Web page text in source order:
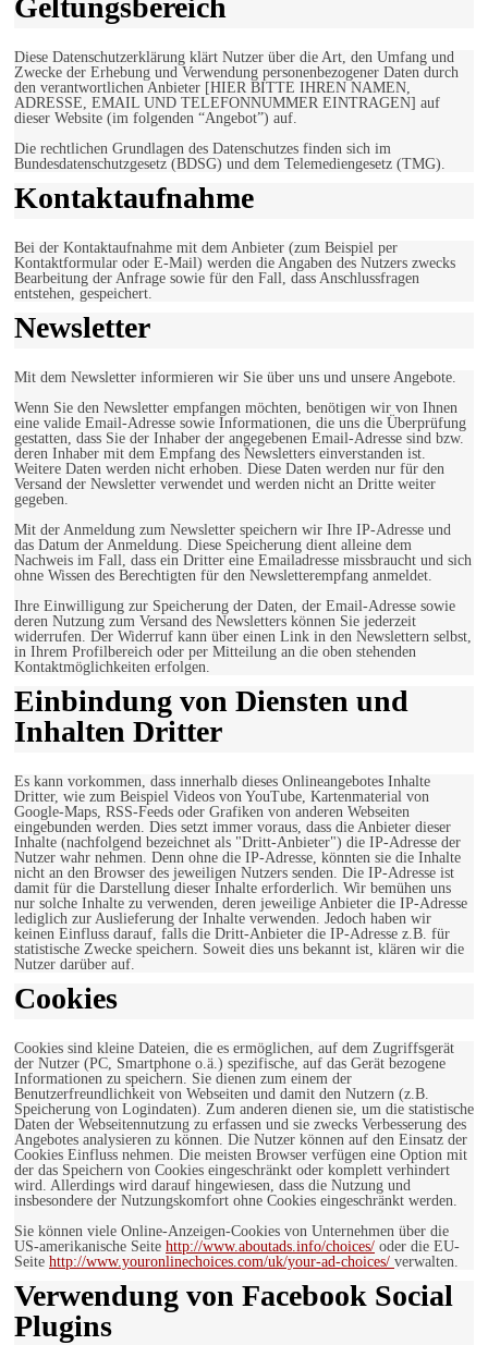
Geltungsbereich
Diese Datenschutzerklärung klärt Nutzer über die Art, den Umfang und
Zwecke der Erhebung und Verwendung personenbezogener Daten durch
den verantwortlichen Anbieter [HIER BITTE IHREN NAMEN,
ADRESSE, EMAIL UND TELEFONNUMMER EINTRAGEN] auf
dieser Website (im folgenden “Angebot”) auf.
Die rechtlichen Grundlagen des Datenschutzes finden sich im
Bundesdatenschutzgesetz (BDSG) und dem Telemediengesetz (TMG).
Kontaktaufnahme
Bei der Kontaktaufnahme mit dem Anbieter (zum Beispiel per
Kontaktformular oder E-Mail) werden die Angaben des Nutzers zwecks
Bearbeitung der Anfrage sowie für den Fall, dass Anschlussfragen
entstehen, gespeichert.
Newsletter
Mit dem Newsletter informieren wir Sie über uns und unsere Angebote.
Wenn Sie den Newsletter empfangen möchten, benötigen wir von Ihnen
eine valide Email-Adresse sowie Informationen, die uns die Überprüfung
gestatten, dass Sie der Inhaber der angegebenen Email-Adresse sind bzw.
deren Inhaber mit dem Empfang des Newsletters einverstanden ist.
Weitere Daten werden nicht erhoben. Diese Daten werden nur für den
Versand der Newsletter verwendet und werden nicht an Dritte weiter
gegeben.
Mit der Anmeldung zum Newsletter speichern wir Ihre IP-Adresse und
das Datum der Anmeldung. Diese Speicherung dient alleine dem
Nachweis im Fall, dass ein Dritter eine Emailadresse missbraucht und sich
ohne Wissen des Berechtigten für den Newsletterempfang anmeldet.
Ihre Einwilligung zur Speicherung der Daten, der Email-Adresse sowie
deren Nutzung zum Versand des Newsletters können Sie jederzeit
widerrufen. Der Widerruf kann über einen Link in den Newslettern selbst,
in Ihrem Profilbereich oder per Mitteilung an die oben stehenden
Kontaktmöglichkeiten erfolgen.
Einbindung von Diensten und
Inhalten Dritter
Es kann vorkommen, dass innerhalb dieses Onlineangebotes Inhalte
Dritter, wie zum Beispiel Videos von YouTube, Kartenmaterial von
Google-Maps, RSS-Feeds oder Grafiken von anderen Webseiten
eingebunden werden. Dies setzt immer voraus, dass die Anbieter dieser
Inhalte (nachfolgend bezeichnet als "Dritt-Anbieter") die IP-Adresse der
Nutzer wahr nehmen. Denn ohne die IP-Adresse, könnten sie die Inhalte
nicht an den Browser des jeweiligen Nutzers senden. Die IP-Adresse ist
damit für die Darstellung dieser Inhalte erforderlich. Wir bemühen uns
nur solche Inhalte zu verwenden, deren jeweilige Anbieter die IP-Adresse
lediglich zur Auslieferung der Inhalte verwenden. Jedoch haben wir
keinen Einfluss darauf, falls die Dritt-Anbieter die IP-Adresse z.B. für
statistische Zwecke speichern. Soweit dies uns bekannt ist, klären wir die
Nutzer darüber auf.
Cookies
Cookies sind kleine Dateien, die es ermöglichen, auf dem Zugriffsgerät
der Nutzer (PC, Smartphone o.ä.) spezifische, auf das Gerät bezogene
Informationen zu speichern. Sie dienen zum einem der
Benutzerfreundlichkeit von Webseiten und damit den Nutzern (z.B.
Speicherung von Logindaten). Zum anderen dienen sie, um die statistische
Daten der Webseitennutzung zu erfassen und sie zwecks Verbesserung des
Angebotes analysieren zu können. Die Nutzer können auf den Einsatz der
Cookies Einfluss nehmen. Die meisten Browser verfügen eine Option mit
der das Speichern von Cookies eingeschränkt oder komplett verhindert
wird. Allerdings wird darauf hingewiesen, dass die Nutzung und
insbesondere der Nutzungskomfort ohne Cookies eingeschränkt werden.
Sie können viele Online-Anzeigen-Cookies von Unternehmen über die
US-amerikanische Seite http://www.aboutads.info/choices/ oder die EU-
Seite http://www.youronlinechoices.com/uk/your-ad-choices/ verwalten.
Verwendung von Facebook Social
Plugins